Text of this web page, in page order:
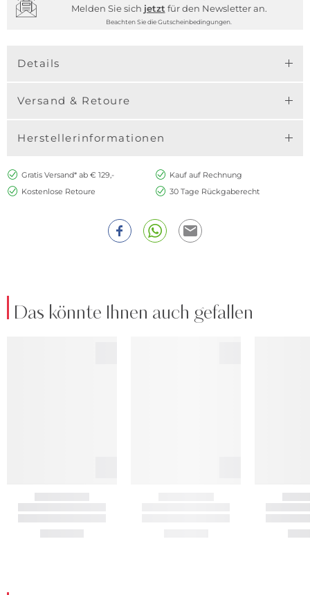
Melden Sie sich jetzt für den Newsletter an.
Beachten Sie die Gutscheinbedingungen.
Details
Versand & Retoure
Herstellerinformationen
Gratis Versand* ab € 129,-
Kauf auf Rechnung
Kostenlose Retoure
30 Tage Rückgaberecht
Das könnte Ihnen auch gefallen